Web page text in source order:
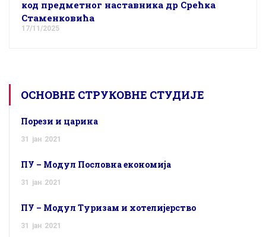
код предметног наставника др Срећка
Стаменковића
17/11/2025
ОСНОВНЕ СТРУКОВНЕ СТУДИЈЕ
Порези и царина
31 јан 2021
ПУ – Модул Пословна економија
31 јан 2021
ПУ – Модул Туризам и хотелијерство
31 јан 2021